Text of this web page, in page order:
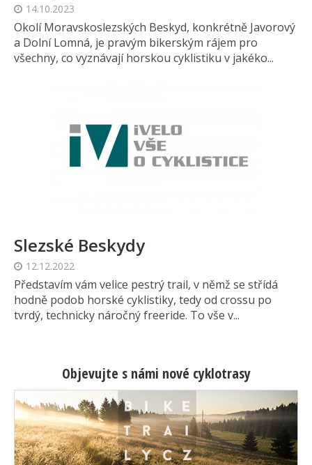
14.10.2023
Okolí Moravskoslezských Beskyd, konkrétně Javorový
a Dolní Lomná, je pravým bikerským rájem pro
všechny, co vyznávají horskou cyklistiku v jakéko...
Slezské Beskydy
12.12.2022
Představím vám velice pestrý trail, v němž se střídá
hodně podob horské cyklistiky, tedy od crossu po
tvrdý, technicky náročný freeride. To vše v...
Objevujte s námi nové cyklotrasy